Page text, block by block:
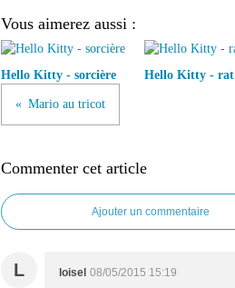
Vous aimerez aussi :
Hello Kitty - sorcière Hello Kitty - rat
Mario au tricot
Commenter cet article
Ajouter un commentaire
L loisel 08/05/2015 15:19